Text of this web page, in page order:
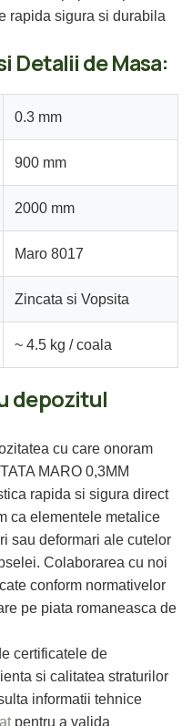
rapida sigura si durabila
Detalii de Masa:
0.3 mm
900 mm
2000 mm
Maro 8017
Zincata si Vopsita
~ 4.5 kg / coala
depozitul
cu care onoram
MARO 0,3MM
rapida si sigura direct
ca elementele metalice
sau deformari ale cutelor
Colaborarea cu noi
conform normativelor
pe piata romaneasca de
certificatele de
si calitatea straturilor
informatii tehnice
pentru a valida